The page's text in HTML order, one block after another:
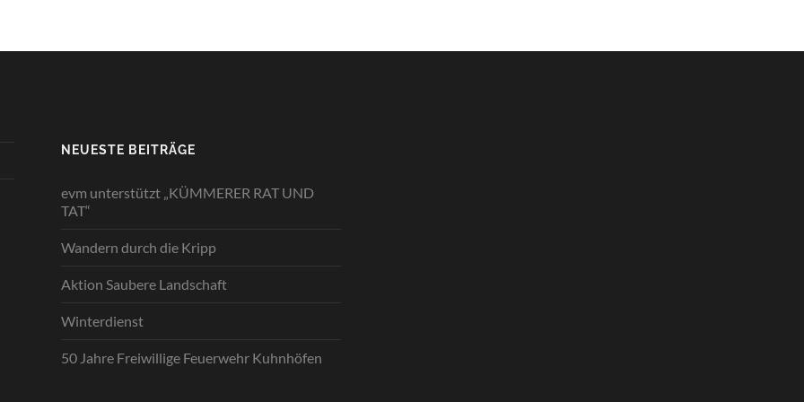
NEUESTE BEITRÄGE
evm unterstützt „KÜMMERER RAT UND
TAT“
Wandern durch die Kripp
Aktion Saubere Landschaft
Winterdienst
50 Jahre Freiwillige Feuerwehr Kuhnhöfen